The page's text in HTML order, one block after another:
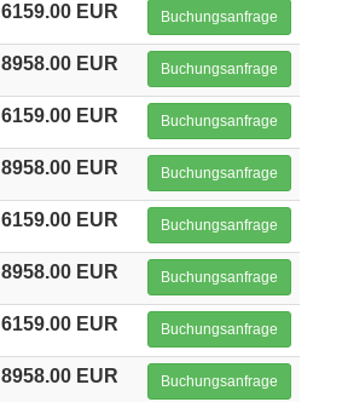
6159.00 EUR Buchungsanfrage
8958.00 EUR Buchungsanfrage
6159.00 EUR Buchungsanfrage
8958.00 EUR Buchungsanfrage
6159.00 EUR Buchungsanfrage
8958.00 EUR Buchungsanfrage
6159.00 EUR Buchungsanfrage
8958.00 EUR Buchungsanfrage